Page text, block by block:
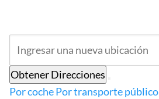
Obtener Direcciones
Por cochePor transporte público